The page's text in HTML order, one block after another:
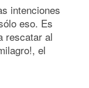
intenciones
eso. Es
rescatar al
el